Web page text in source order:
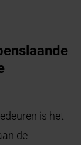
is het
de